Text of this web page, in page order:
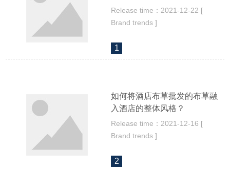
Release time：2021-12-22 [
Brand trends ]
1
如何将酒店布草批发的布草融
入酒店的整体风格？
Release time：2021-12-16 [
Brand trends ]
2